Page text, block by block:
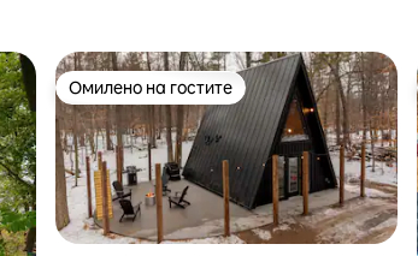
Омилено на гостите
Омилено на гостите